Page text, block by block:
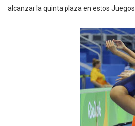
alcanzar la quinta plaza en estos Juegos